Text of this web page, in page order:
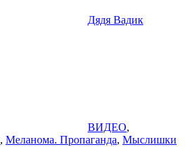
Дядя Вадик
ВИДЕО,
, Меланома. Пропаганда, Мыслишки